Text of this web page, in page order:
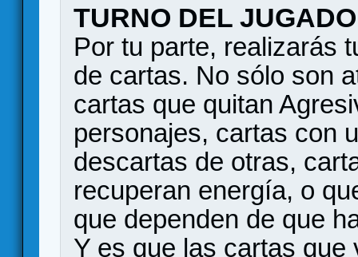
TURNO DEL
Por tu parte, realizarás
de cartas. No sólo son
cartas que quitan
personajes, cartas con
descartas de otras,
recuperan energía, o
que dependen de que
Y es que las cartas que